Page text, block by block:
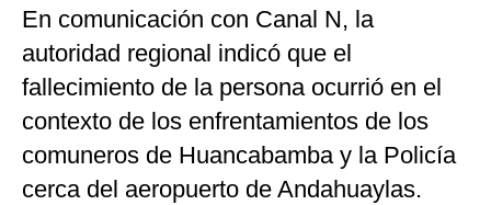
En comunicación con Canal N, la
autoridad regional indicó que el
fallecimiento de la persona ocurrió en el
contexto de los enfrentamientos de los
comuneros de Huancabamba y la Policía
cerca del aeropuerto de Andahuaylas.